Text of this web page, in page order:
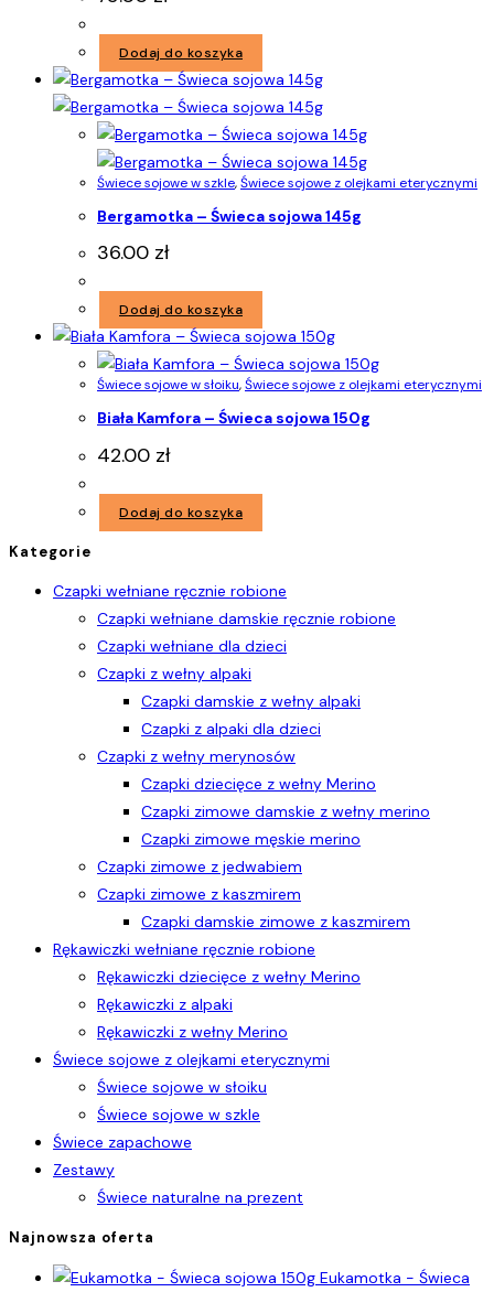
Dodaj do koszyka
Świece sojowe w szkle,Świece sojowe z olejkami eterycznymi
Bergamotka – Świeca sojowa 145g
36.00 zł
Dodaj do koszyka
Świece sojowe w słoiku,Świece sojowe z olejkami eterycznymi
Biała Kamfora – Świeca sojowa 150g
42.00 zł
Dodaj do koszyka
Kategorie
Czapki wełniane ręcznie robione
Czapki wełniane damskie ręcznie robione
Czapki wełniane dla dzieci
Czapki z wełny alpaki
Czapki damskie z wełny alpaki
Czapki z alpaki dla dzieci
Czapki z wełny merynosów
Czapki dziecięce z wełny Merino
Czapki zimowe damskie z wełny merino
Czapki zimowe męskie merino
Czapki zimowe z jedwabiem
Czapki zimowe z kaszmirem
Czapki damskie zimowe z kaszmirem
Rękawiczki wełniane ręcznie robione
Rękawiczki dziecięce z wełny Merino
Rękawiczki z alpaki
Rękawiczki z wełny Merino
Świece sojowe z olejkami eterycznymi
Świece sojowe w słoiku
Świece sojowe w szkle
Świece zapachowe
Zestawy
Świece naturalne na prezent
Najnowsza oferta
Eukamotka - Świeca